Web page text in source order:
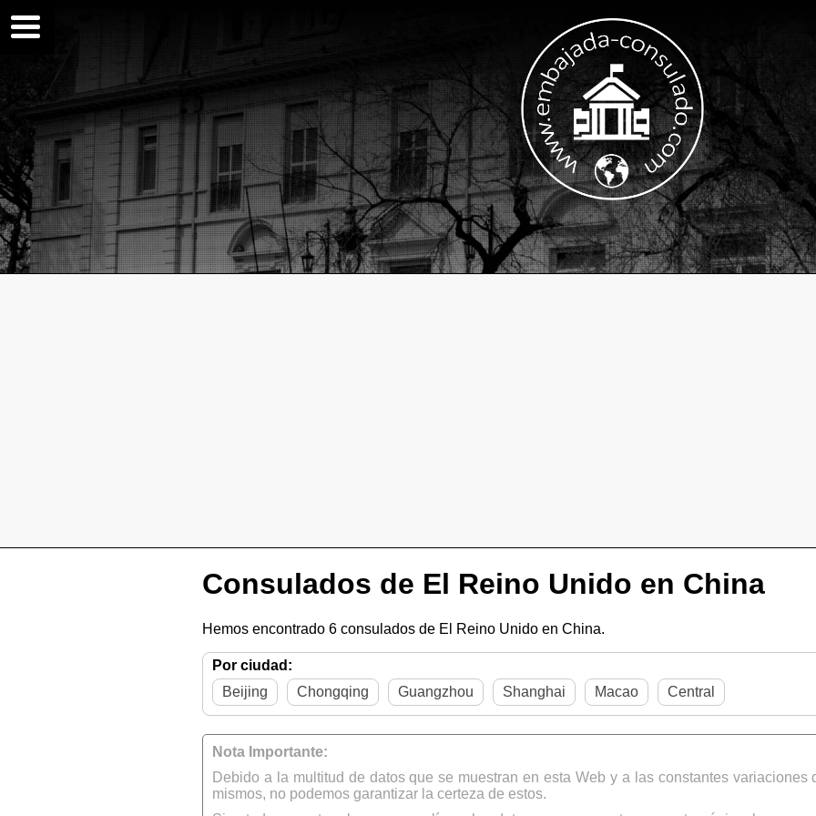
Consulados de El Reino Unido en China
Hemos encontrado 6 consulados de El Reino Unido en China.
Por ciudad:
Beijing
Chongqing Guangzhou Shanghai Macao Central
Nota Importante:
Debido a la multitud de datos que se muestran en esta Web y a las constantes
mismos, no podemos garantizar la certeza de estos.